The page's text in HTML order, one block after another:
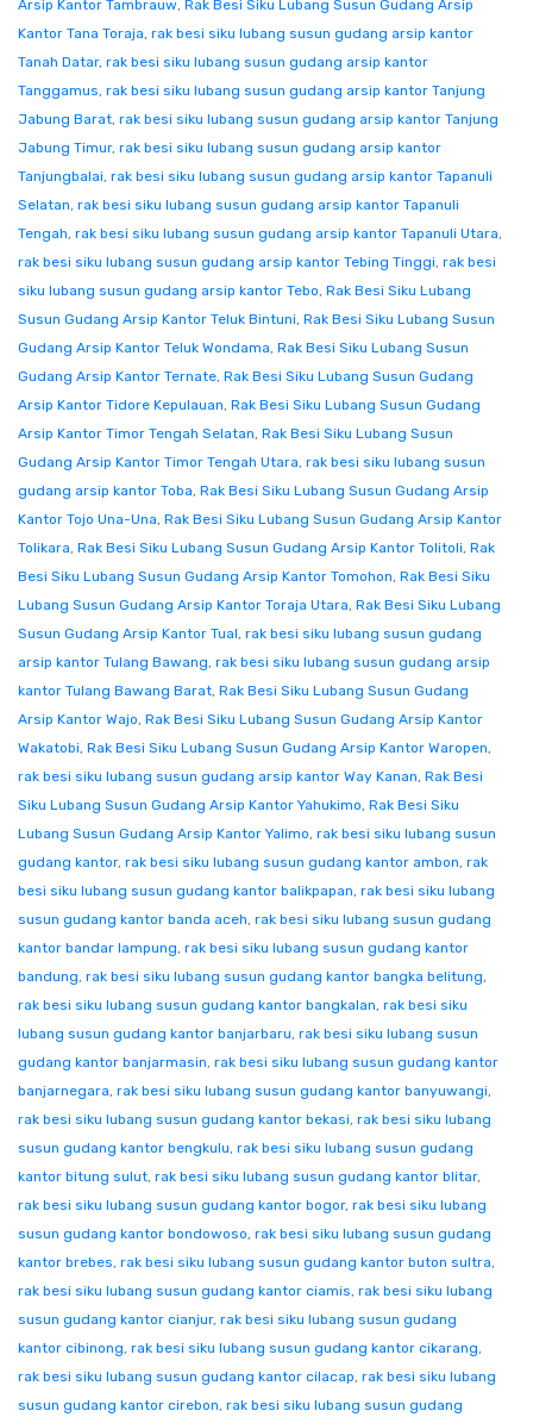
Arsip Kantor Tambrauw, Rak Besi Siku Lubang Susun Gudang Arsip
Kantor Tana Toraja, rak besi siku lubang susun gudang arsip kantor
Tanah Datar, rak besi siku lubang susun gudang arsip kantor
Tanggamus, rak besi siku lubang susun gudang arsip kantor Tanjung
Jabung Barat, rak besi siku lubang susun gudang arsip kantor Tanjung
Jabung Timur, rak besi siku lubang susun gudang arsip kantor
Tanjungbalai, rak besi siku lubang susun gudang arsip kantor Tapanuli
Selatan, rak besi siku lubang susun gudang arsip kantor Tapanuli
Tengah, rak besi siku lubang susun gudang arsip kantor Tapanuli Utara,
rak besi siku lubang susun gudang arsip kantor Tebing Tinggi, rak besi
siku lubang susun gudang arsip kantor Tebo, Rak Besi Siku Lubang
Susun Gudang Arsip Kantor Teluk Bintuni, Rak Besi Siku Lubang Susun
Gudang Arsip Kantor Teluk Wondama, Rak Besi Siku Lubang Susun
Gudang Arsip Kantor Ternate, Rak Besi Siku Lubang Susun Gudang
Arsip Kantor Tidore Kepulauan, Rak Besi Siku Lubang Susun Gudang
Arsip Kantor Timor Tengah Selatan, Rak Besi Siku Lubang Susun
Gudang Arsip Kantor Timor Tengah Utara, rak besi siku lubang susun
gudang arsip kantor Toba, Rak Besi Siku Lubang Susun Gudang Arsip
Kantor Tojo Una-Una, Rak Besi Siku Lubang Susun Gudang Arsip Kantor
Tolikara, Rak Besi Siku Lubang Susun Gudang Arsip Kantor Tolitoli, Rak
Besi Siku Lubang Susun Gudang Arsip Kantor Tomohon, Rak Besi Siku
Lubang Susun Gudang Arsip Kantor Toraja Utara, Rak Besi Siku Lubang
Susun Gudang Arsip Kantor Tual, rak besi siku lubang susun gudang
arsip kantor Tulang Bawang, rak besi siku lubang susun gudang arsip
kantor Tulang Bawang Barat, Rak Besi Siku Lubang Susun Gudang
Arsip Kantor Wajo, Rak Besi Siku Lubang Susun Gudang Arsip Kantor
Wakatobi, Rak Besi Siku Lubang Susun Gudang Arsip Kantor Waropen,
rak besi siku lubang susun gudang arsip kantor Way Kanan, Rak Besi
Siku Lubang Susun Gudang Arsip Kantor Yahukimo, Rak Besi Siku
Lubang Susun Gudang Arsip Kantor Yalimo, rak besi siku lubang susun
gudang kantor, rak besi siku lubang susun gudang kantor ambon, rak
besi siku lubang susun gudang kantor balikpapan, rak besi siku lubang
susun gudang kantor banda aceh, rak besi siku lubang susun gudang
kantor bandar lampung, rak besi siku lubang susun gudang kantor
bandung, rak besi siku lubang susun gudang kantor bangka belitung,
rak besi siku lubang susun gudang kantor bangkalan, rak besi siku
lubang susun gudang kantor banjarbaru, rak besi siku lubang susun
gudang kantor banjarmasin, rak besi siku lubang susun gudang kantor
banjarnegara, rak besi siku lubang susun gudang kantor banyuwangi,
rak besi siku lubang susun gudang kantor bekasi, rak besi siku lubang
susun gudang kantor bengkulu, rak besi siku lubang susun gudang
kantor bitung sulut, rak besi siku lubang susun gudang kantor blitar,
rak besi siku lubang susun gudang kantor bogor, rak besi siku lubang
susun gudang kantor bondowoso, rak besi siku lubang susun gudang
kantor brebes, rak besi siku lubang susun gudang kantor buton sultra,
rak besi siku lubang susun gudang kantor ciamis, rak besi siku lubang
susun gudang kantor cianjur, rak besi siku lubang susun gudang
kantor cibinong, rak besi siku lubang susun gudang kantor cikarang,
rak besi siku lubang susun gudang kantor cilacap, rak besi siku lubang
susun gudang kantor cirebon, rak besi siku lubang susun gudang